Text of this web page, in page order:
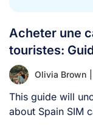
Acheter une
touristes:
Olivia Brown
This guide will
about Spain SIM